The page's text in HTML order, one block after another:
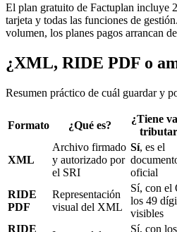
El plan gratuito de Factuplan incluye
tarjeta y todas las funciones de
volumen, los planes pagos arrancan
¿XML, RIDE PDF o
Resumen práctico de cuál guardar y
Formato ¿Qué es?
¿Tiene
XML
Archivo firmado
y autorizado por
el SRI
Sí, es el
oficial
RIDE
PDF
Representación
visual del XML
Sí, con el
los 49
visibles
RIDE
Sí, con los